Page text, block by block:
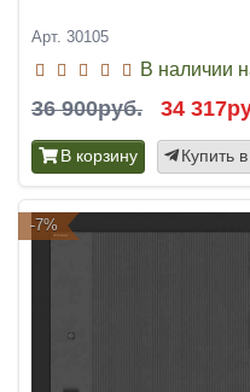
Арт. 30105
В наличии
36 900руб. 34
В корзину Купить
-7%